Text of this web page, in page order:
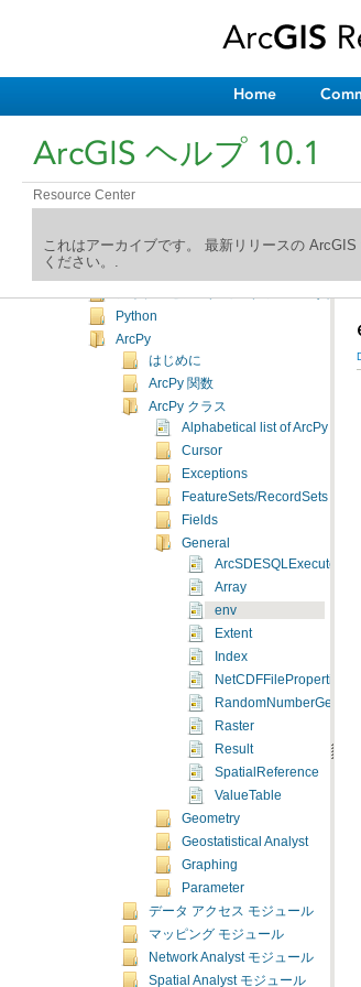
Home
ArcGIS ヘルプ 10.1
Resource Center
これはアーカイブです。 最新リリースの
ください。.
よく使用されるツール
ツールの実行
ツールの作成
ModelBuilder
Python
ArcPy
はじめに
ArcPy 関数
ArcPy クラス
Alphabetical list of ArcPy
Cursor
Exceptions
FeatureSets/RecordSets
Fields
General
ArcSDESQLExecute
Array
env
Extent
Index
NetCDFFileProperties
Raster
Result
SpatialReference
ValueTable
Geometry
Geostatistical Analyst
Graphing
Parameter
データ アクセス モジュール
マッピング モジュール
Network Analyst モジュール
Spatial Analyst モジュール